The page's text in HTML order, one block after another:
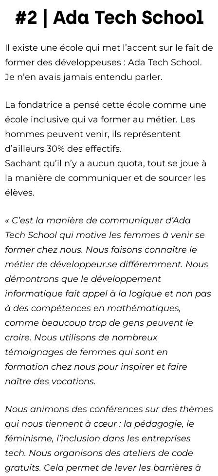
#2 | Ada Tech School
Il existe une école qui met l’accent sur le fait de
former des développeuses : Ada Tech School.
Je n’en avais jamais entendu parler.
La fondatrice a pensé cette école comme une
école inclusive qui va former au métier. Les
hommes peuvent venir, ils représentent
d’ailleurs 30% des effectifs.
Sachant qu’il n’y a aucun quota, tout se joue à
la manière de communiquer et de sourcer les
élèves.
« C’est la manière de communiquer d’Ada
Tech School qui motive les femmes à venir se
former chez nous. Nous faisons connaître le
métier de développeur.se différemment. Nous
démontrons que le développement
informatique fait appel à la logique et non pas
à des compétences en mathématiques,
comme beaucoup trop de gens peuvent le
croire. Nous utilisons de nombreux
témoignages de femmes qui sont en
formation chez nous pour inspirer et faire
naître des vocations.
Nous animons des conférences sur des thèmes
qui nous tiennent à cœur : la pédagogie, le
féminisme, l’inclusion dans les entreprises
tech. Nous organisons des ateliers de code
gratuits. Cela permet de lever les barrières à